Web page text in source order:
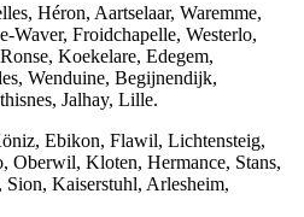
Héron, Aartselaar, Waremme,
Waver, Froidchapelle, Westerlo,
Koekelare, Edegem,
Wenduine, Begijnendijk,
Jalhay, Lille.
Ebikon, Flawil, Lichtensteig,
Oberwil, Kloten, Hermance, Stans,
Kaiserstuhl, Arlesheim,